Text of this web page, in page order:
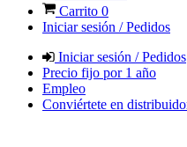
Carrito 0
Iniciar sesión / Pedidos
Iniciar sesión / Pedidos
Precio fijo por 1 año
Empleo
Conviértete en